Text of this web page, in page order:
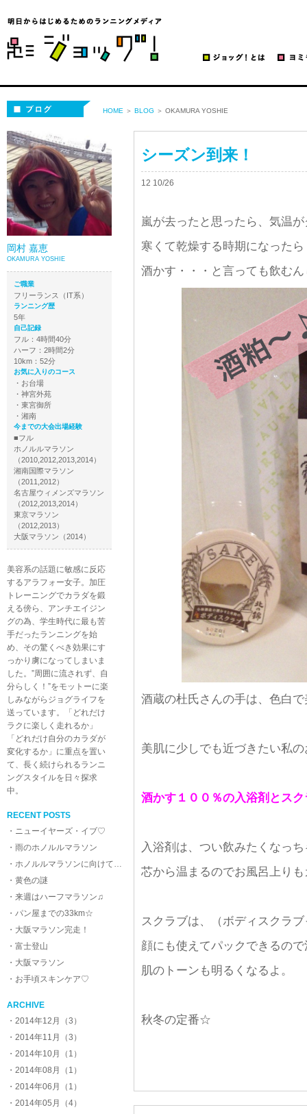
HOME ＞ BLOG ＞ OKAMURA YOSHIE
岡村 嘉恵
OKAMURA YOSHIE
ご職業
フリーランス（IT系）
ランニング歴
5年
自己記録
フル：4時間40分
ハーフ：2時間2分
10km：52分
お気に入りのコース
・お台場
・神宮外苑
・東宮御所
・湘南
今までの大会出場経験
■フル
ホノルルマラソン
（2010,2012,2013,2014）
湘南国際マラソン
（2011,2012）
名古屋ウィメンズマラソン
（2012,2013,2014）
東京マラソン
（2012,2013）
大阪マラソン（2014）
美容系の話題に敏感に反応
するアラフォー女子。加圧
トレーニングでカラダを鍛
える傍ら、アンチエイジン
グの為、学生時代に最も苦
手だったランニングを始
め、その驚くべき効果にす
っかり虜になってしまいま
した。”周囲に流されず、自
分らしく！”をモットーに楽
しみながらジョグライフを
送っています。「どれだけ
ラクに楽しく走れるか」
「どれだけ自分のカラダが
変化するか」に重点を置い
て、長く続けられるランニ
ングスタイルを日々探求
中。
RECENT POSTS
・ニューイヤーズ・イブ♡
・雨のホノルルマラソン
・ホノルルマラソンに向けて…
・黄色の謎
・来週はハーフマラソン♫
・パン屋までの33km☆
・大阪マラソン完走！
・富士登山
・大阪マラソン
・お手頃スキンケア♡
ARCHIVE
・2014年12月（3）
・2014年11月（3）
・2014年10月（1）
・2014年08月（1）
・2014年06月（1）
・2014年05月（4）
シーズン到来！
12 10/26
嵐が去ったと思ったら、気温
寒くて乾燥する時期になったら
酒かす・・・と言っても飲む
酒蔵の杜氏さんの手は、色白
美肌に少しでも近づきたい私
酒かす１００％の入浴剤とス
入浴剤は、つい飲みたくなっ
芯から温まるのでお風呂上り
スクラブは、（ボディスクラ
顔にも使えてパックできるの
肌のトーンも明るくなるよ。
秋冬の定番☆